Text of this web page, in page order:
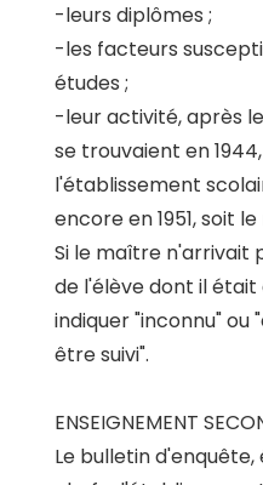
-leurs diplômes ;
-les facteurs
études ;
-leur activité, après
se trouvaient en
l'établissement
encore en 1951, soit
Si le maître n'arrivait
de l'élève dont il était
indiquer "inconnu" ou
être suivi".
ENSEIGNEMENT
Le bulletin